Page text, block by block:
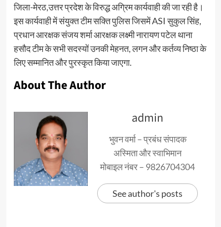
जिला-मेरठ,उत्तर प्रदेश के विरुद्ध अग्रिम कार्यवाही की जा रही है।
इस कार्यवाही में संयुक्त टीम सक्ति पुलिस जिसमें ASI सुकुल सिंह,
प्रधान आरक्षक संजय शर्मा आरक्षक लक्ष्मी नारायण पटेल थाना
हसौद टीम के सभी सदस्यों उनकी मेहनत, लगन और कर्तव्य निष्ठा के
लिए सम्मानित और पुरस्कृत किया जाएगा.
About The Author
admin
भुवन वर्मा – प्रबंध संपादक
अस्मिता और स्वाभिमान
मोबाइल नंबर – 9826704304
See author's posts